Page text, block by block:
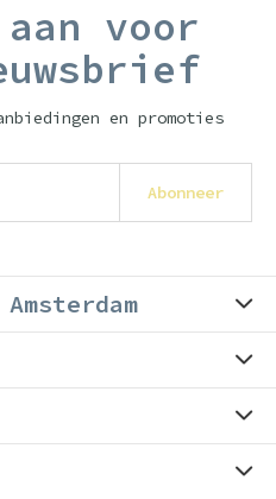
voor
en promoties
Abonneer